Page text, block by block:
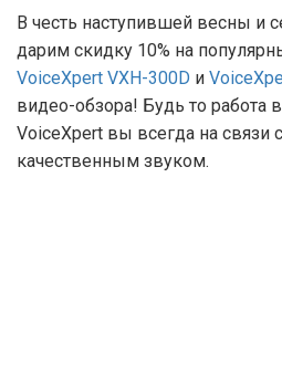
В честь наступившей весны и
дарим скидку 10% на
VoiceXpert VXH-300D и
видео-обзора! Будь то работа
VoiceXpert вы всегда на связи
качественным звуком.